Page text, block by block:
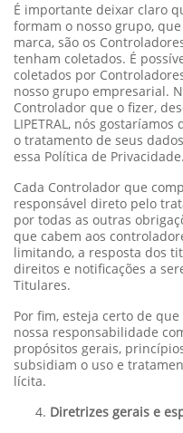
É importante deixar claro
formam o nosso grupo,
marca, são os
tenham coletados. É
coletados por
nosso grupo empresarial.
Controlador que o fizer,
LIPETRAL, nós
o tratamento de seus
essa Política de Privacidade.
Cada Controlador que
responsável direto pelo
por todas as outras
que cabem aos
limitando, a resposta dos
direitos e notificações a
Titulares.
Por fim, esteja certo de que
nossa responsabilidade
propósitos gerais,
subsidiam o uso e
lícita.
Diretrizes gerais e